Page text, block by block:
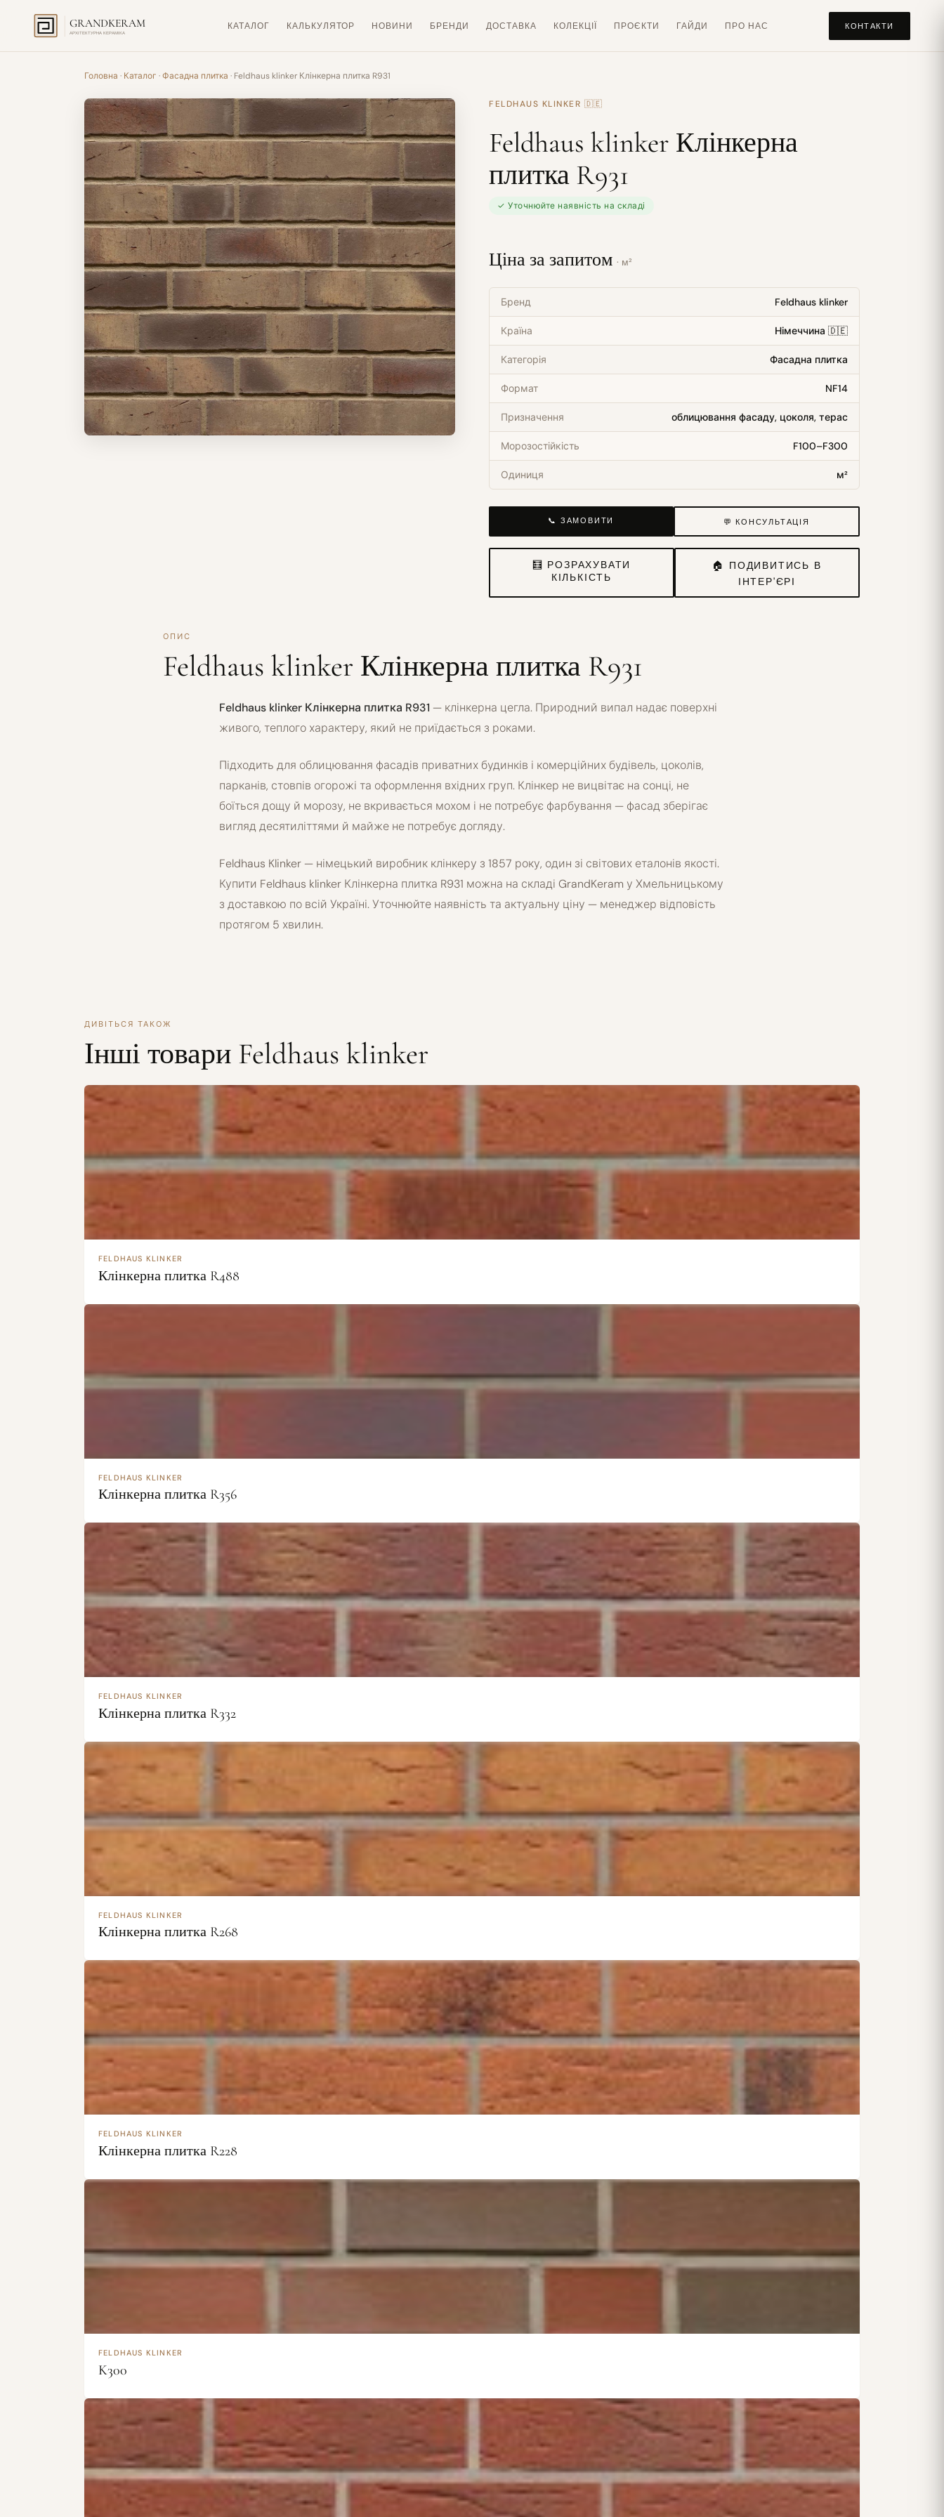
GRANDKERAM
АРХІТЕКТУРНА КЕРАМІКА
КАТАЛОГ КАЛЬКУЛЯТОР НОВИНИ БРЕНДИ ДОСТАВКА КОЛЕКЦІЇ ПРОЄКТИ ГАЙДИ ПРО НАС КОНТАКТИ
Головна · Каталог ·Фасадна плитка · Feldhaus klinker Клінкерна плитка R931
FELDHAUS KLINKER 🇩🇪
Feldhaus klinker Клінкерна
плитка R931
✓ Уточнюйте наявність на складі
Ціна за запитом · м²
Бренд Feldhaus klinker
Країна Німеччина 🇩🇪
Категорія Фасадна плитка
Формат NF14
Призначення облицювання фасаду, цоколя, терас
Морозостійкість F100–F300
Одиниця м²
📞 ЗАМОВИТИ 💬 КОНСУЛЬТАЦІЯ
🧮 РОЗРАХУВАТИ
КІЛЬКІСТЬ
🏠 ПОДИВИТИСЬ В
ІНТЕР'ЄРІ
ОПИС
Feldhaus klinker Клінкерна плитка R931
Feldhaus klinker Клінкерна плитка R931 — клінкерна цегла. Природний випал надає поверхні
живого, теплого характеру, який не приїдається з роками.
Підходить для облицювання фасадів приватних будинків і комерційних будівель, цоколів,
парканів, стовпів огорожі та оформлення вхідних груп. Клінкер не вицвітає на сонці, не
боїться дощу й морозу, не вкривається мохом і не потребує фарбування — фасад зберігає
вигляд десятиліттями й майже не потребує догляду.
Feldhaus Klinker — німецький виробник клінкеру з 1857 року, один зі світових еталонів якості.
Купити Feldhaus klinker Клінкерна плитка R931 можна на складі GrandKeram у Хмельницькому
з доставкою по всій Україні. Уточнюйте наявність та актуальну ціну — менеджер відповість
протягом 5 хвилин.
ДИВІТЬСЯ ТАКОЖ
Інші товари Feldhaus klinker
FELDHAUS KLINKER
Клінкерна плитка R488
FELDHAUS KLINKER
Клінкерна плитка R356
FELDHAUS KLINKER
Клінкерна плитка R332
FELDHAUS KLINKER
Клінкерна плитка R268
FELDHAUS KLINKER
Клінкерна плитка R228
FELDHAUS KLINKER
K300